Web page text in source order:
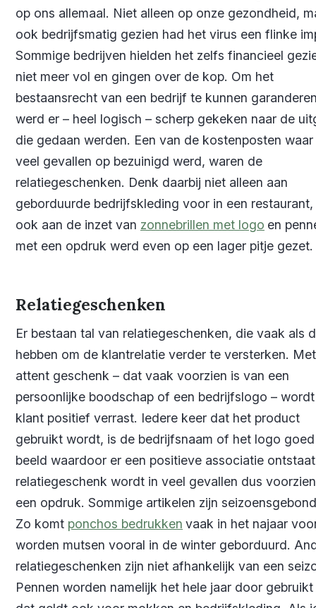
op ons allemaal. Niet alleen op onze gezondheid,
ook bedrijfsmatig gezien had het virus een flinke
Sommige bedrijven hielden het zelfs financieel
niet meer vol en gingen over de kop. Om het
bestaansrecht van een bedrijf te kunnen
werd er – heel logisch – scherp gekeken naar de
die gedaan werden. Een van de kostenposten waar
veel gevallen op bezuinigd werd, waren de
relatiegeschenken. Denk daarbij niet alleen aan
geborduurde bedrijfskleding voor in een restaurant,
ook aan de inzet van zonnebrillen met logo en
met een opdruk werd even op een lager pitje gezet.
Relatiegeschenken
Er bestaan tal van relatiegeschenken, die vaak als
hebben om de klantrelatie verder te versterken.
attent geschenk – dat vaak voorzien is van een
persoonlijke boodschap of een bedrijfslogo –
klant positief verrast. Iedere keer dat het product
gebruikt wordt, is de bedrijfsnaam of het logo
beeld waardoor er een positieve associatie
relatiegeschenk wordt in veel gevallen dus
een opdruk. Sommige artikelen zijn
Zo komt ponchos bedrukken vaak in het najaar
worden mutsen vooral in de winter geborduurd.
relatiegeschenken zijn niet afhankelijk van een
Pennen worden namelijk het hele jaar door gebruikt